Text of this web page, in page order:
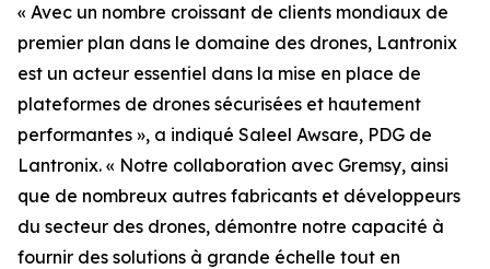
« Avec un nombre croissant de clients mondiaux de
premier plan dans le domaine des drones, Lantronix
est un acteur essentiel dans la mise en place de
plateformes de drones sécurisées et hautement
performantes », a indiqué Saleel Awsare, PDG de
Lantronix. « Notre collaboration avec Gremsy, ainsi
que de nombreux autres fabricants et développeurs
du secteur des drones, démontre notre capacité à
fournir des solutions à grande échelle tout en